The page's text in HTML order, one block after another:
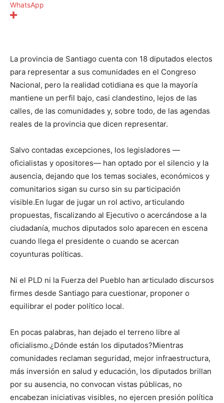
WhatsApp
La provincia de Santiago cuenta con 18 diputados electos
para representar a sus comunidades en el Congreso
Nacional, pero la realidad cotidiana es que la mayoría
mantiene un perfil bajo, casi clandestino, lejos de las
calles, de las comunidades y, sobre todo, de las agendas
reales de la provincia que dicen representar.
Salvo contadas excepciones, los legisladores —
oficialistas y opositores— han optado por el silencio y la
ausencia, dejando que los temas sociales, económicos y
comunitarios sigan su curso sin su participación
visible.En lugar de jugar un rol activo, articulando
propuestas, fiscalizando al Ejecutivo o acercándose a la
ciudadanía, muchos diputados solo aparecen en escena
cuando llega el presidente o cuando se acercan
coyunturas políticas.
Ni el PLD ni la Fuerza del Pueblo han articulado discursos
firmes desde Santiago para cuestionar, proponer o
equilibrar el poder político local.
En pocas palabras, han dejado el terreno libre al
oficialismo.¿Dónde están los diputados?Mientras
comunidades reclaman seguridad, mejor infraestructura,
más inversión en salud y educación, los diputados brillan
por su ausencia, no convocan vistas públicas, no
encabezan iniciativas visibles, no ejercen presión política